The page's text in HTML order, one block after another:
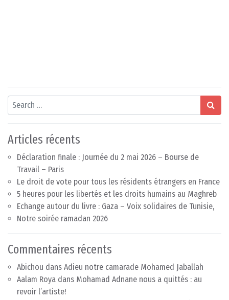
Search
Articles récents
Déclaration finale : Journée du 2 mai 2026 – Bourse de
Travail – Paris
Le droit de vote pour tous les résidents étrangers en France
5 heures pour les libertés et les droits humains au Maghreb
Echange autour du livre : Gaza – Voix solidaires de Tunisie,
Notre soirée ramadan 2026
Commentaires récents
Abichou dans Adieu notre camarade Mohamed Jaballah
Aalam Roya dans Mohamad Adnane nous a quittés : au
revoir l’artiste!